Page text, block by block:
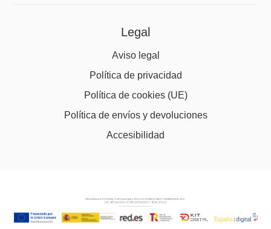
Legal
Aviso legal
Política de privacidad
Política de cookies (UE)
Política de envíos y devoluciones
Accesibilidad